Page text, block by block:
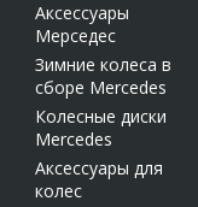
Аксессуары
Мерседес
Зимние колеса в
сборе Mercedes
Колесные диски
Mercedes
Аксессуары для
колес